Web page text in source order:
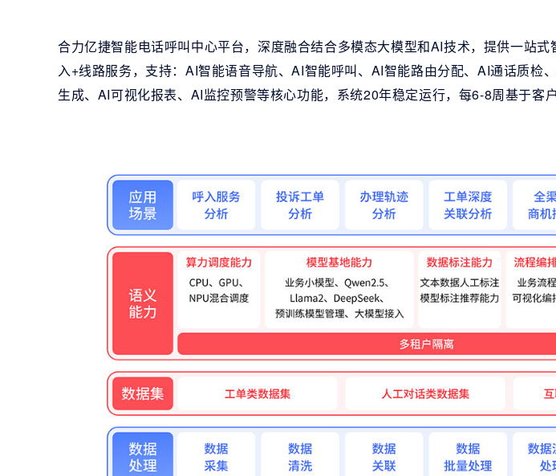
合力亿捷智能电话呼叫中心平台，深度融合结合多模态大模型和AI技术，提供一站
入+线路服务，支持：AI智能语音导航、AI智能呼叫、AI智能路由分配、AI通话质检
生成、AI可视化报表、AI监控预警等核心功能，系统20年稳定运行，每6-8周基于客